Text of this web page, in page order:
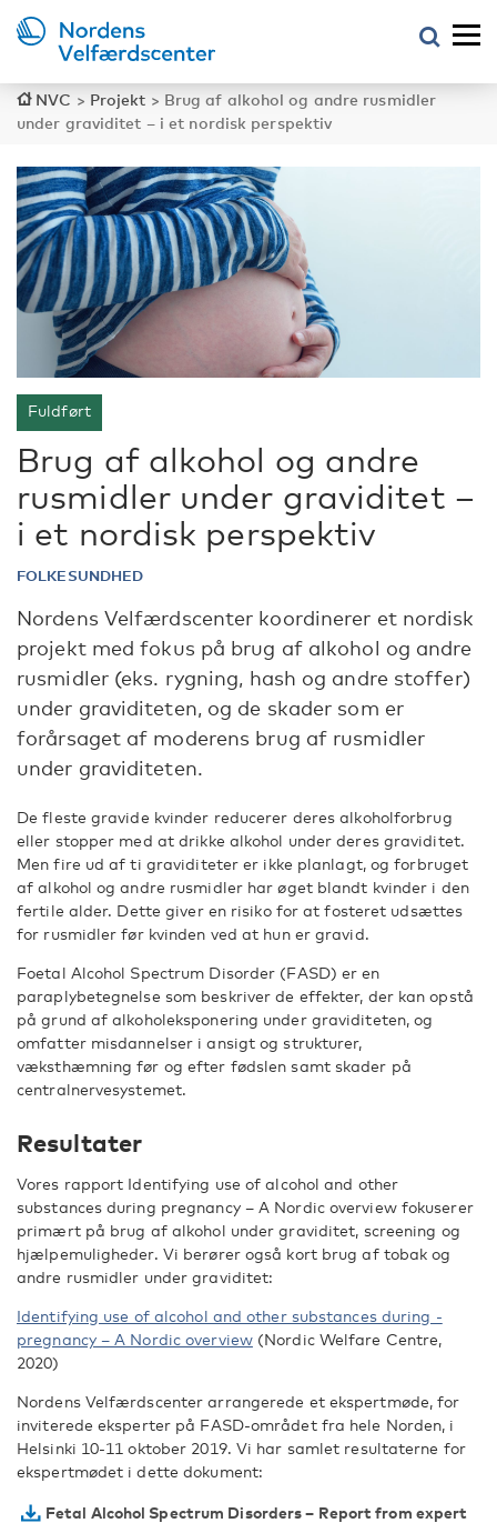
NVC > Projekt > Brug af alkohol og andre rusmidler
under graviditet – i et nordisk perspektiv
Fuldført
Brug af alkohol og andre
rusmidler under graviditet –
i et nordisk perspektiv
FOLKESUNDHED
Nordens Velfærdscenter koordinerer et nordisk
projekt med fokus på brug af alkohol og andre
rusmidler (eks. rygning, hash og andre stoffer)
under graviditeten, og de skader som er
forårsaget af moderens brug af rusmidler
under graviditeten.
De fleste gravide kvinder reducerer deres alkoholforbrug
eller stopper med at drikke alkohol under deres graviditet.
Men fire ud af ti graviditeter er ikke planlagt, og forbruget
af alkohol og andre rusmidler har øget blandt kvinder i den
fertile alder. Dette giver en risiko for at fosteret udsættes
for rusmidler før kvinden ved at hun er gravid.
Foetal Alcohol Spectrum Disorder (FASD) er en
paraplybetegnelse som beskriver de effekter, der kan opstå
på grund af alkoholeksponering under graviditeten, og
omfatter misdannelser i ansigt og strukturer,
væksthæmning før og efter fødslen samt skader på
centralnervesystemet.
Resultater
Vores rapport Identifying use of alcohol and other
substances during ­pregnancy – A Nordic overview fokuserer
primært på brug af alkohol under graviditet, screening og
hjælpemuligheder. Vi berører også kort brug af tobak og
andre rusmidler under graviditet:
Identifying use of alcohol and other substances during ­
pregnancy – A Nordic overview(Nordic Welfare Centre,
2020)
Nordens Velfærdscenter arrangerede et ekspertmøde, for
inviterede eksperter på FASD-området fra hele Norden, i
Helsinki 10-11 oktober 2019. Vi har samlet resultaterne for
ekspertmødet i dette dokument:
Fetal Alcohol Spectrum Disorders – Report from expert